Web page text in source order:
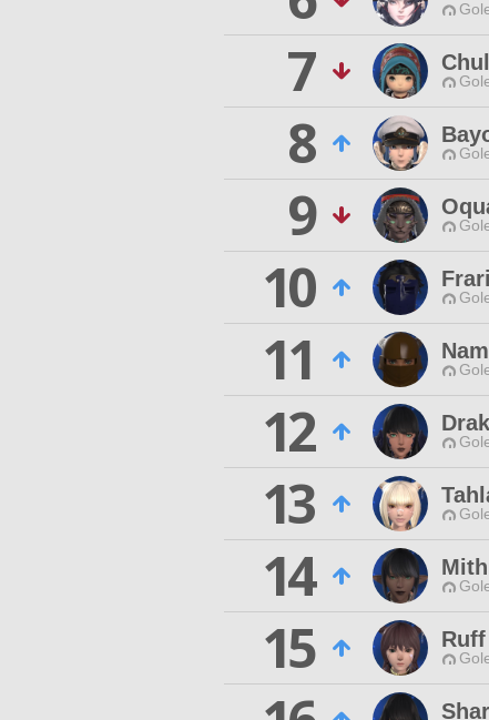
7
8
9
10
11
12
13
14
15